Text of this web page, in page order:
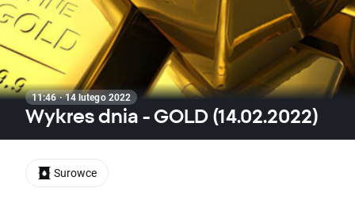
11:46 · 14 lutego 2022
Wykres dnia - GOLD (14.02.2022)
Surowce